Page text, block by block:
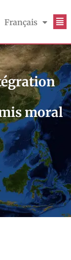
Français
English
moral